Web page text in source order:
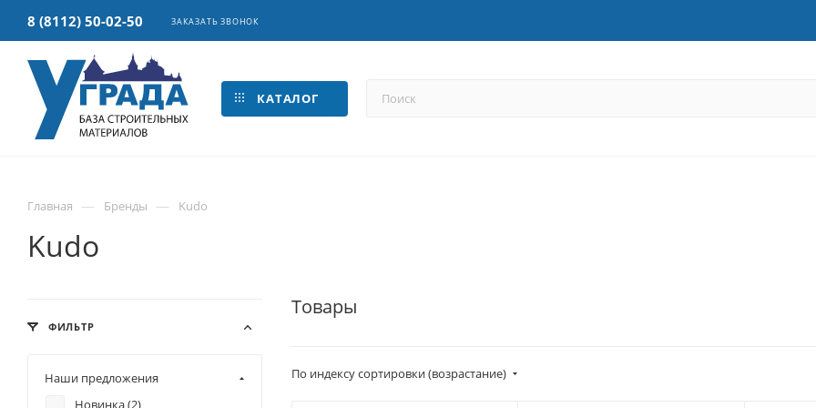
8 (8112) 50-02-50 ЗАКАЗАТЬ ЗВОНОК
КАТАЛОГ
Главная — Бренды — Kudo
Kudo
Товары
По индексу сортировки (возрастание)
ФИЛЬТР
Наши предложения
Новинка (2)